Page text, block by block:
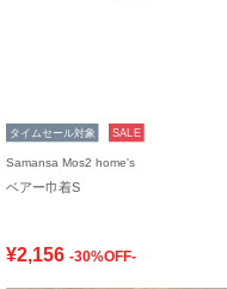
タイムセール対象 SALE
Samansa Mos2 home's
ベアー巾着S
¥2,156 -30%OFF-